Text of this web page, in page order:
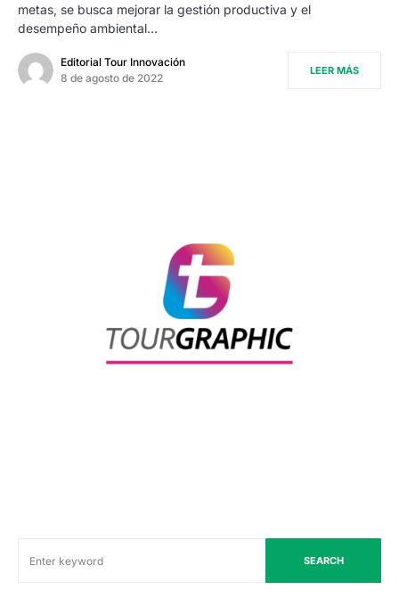
metas, se busca mejorar la gestión productiva y el
desempeño ambiental…
Editorial Tour Innovación
8 de agosto de 2022
LEER MÁS
SEARCH